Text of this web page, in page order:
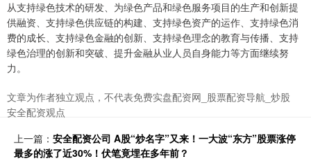
从支持绿色技术的研发、为绿色产品和绿色服务项目的生产和创新提
供融资、支持绿色供应链的构建、支持绿色资产的运作、支持绿色消
费的成长、支持绿色金融的创新、支持绿色理念的教育与传播、支持
绿色治理的创新和突破、提升金融从业人员自身能力等方面继续努
力。
文章为作者独立观点，不代表免费实盘配资网_股票配资导航_炒股
安全配资观点
上一篇： 安全配资公司 A股“炒名字”又来！一大波“东方”股票涨停
最多的涨了近30%！伏笔竟埋在多年前？